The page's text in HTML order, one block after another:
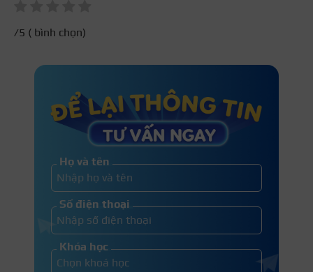
/5 ( bình chọn)
Họ và tên
Số điện thoại
Khóa học